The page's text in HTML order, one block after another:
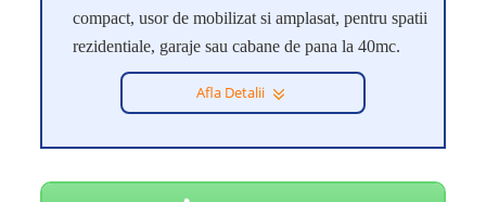
compact, usor de mobilizat si amplasat, pentru spatii
rezidentiale, garaje sau cabane de pana la 40mc.
Afla Detalii